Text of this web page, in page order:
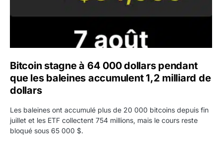
Bitcoin stagne à 64 000 dollars pendant
que les baleines accumulent 1,2 milliard de
dollars
Les baleines ont accumulé plus de 20 000 bitcoins depuis fin
juillet et les ETF collectent 754 millions, mais le cours reste
bloqué sous 65 000 $.